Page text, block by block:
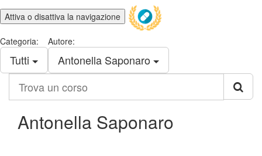
Attiva o disattiva la navigazione
Categoria:
Tutti
Autore:
Antonella Saponaro
corso
Antonella Saponaro